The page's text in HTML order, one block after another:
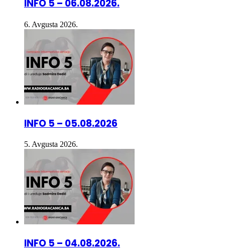
6. Avgusta 2026.
INFO 5 – 05.08.2026
5. Avgusta 2026.
INFO 5 – 04.08.2026.
4. Avgusta 2026.